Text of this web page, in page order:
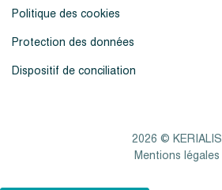
Politique des cookies
Protection des données
Dispositif de conciliation
2026 © KERIALIS
Mentions légales